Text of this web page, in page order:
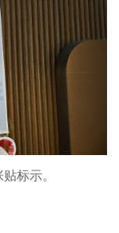
标示。